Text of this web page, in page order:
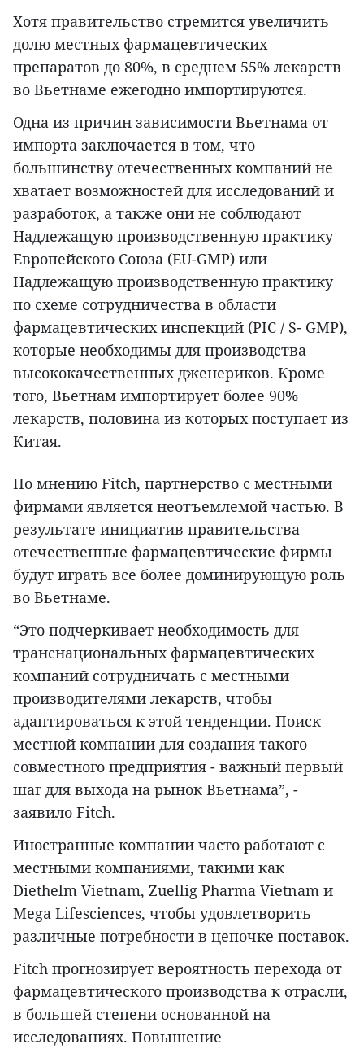
Хотя правительство стремится увеличить
долю местных фармацевтических
препаратов до 80%, в среднем 55% лекарств
во Вьетнаме ежегодно импортируются.
Одна из причин зависимости Вьетнама от
импорта заключается в том, что
большинству отечественных компаний не
хватает возможностей для исследований и
разработок, а также они не соблюдают
Надлежащую производственную практику
Европейского Союза (EU-GMP) или
Надлежащую производственную практику
по схеме сотрудничества в области
фармацевтических инспекций (PIC / S- GMP),
которые необходимы для производства
высококачественных дженериков. Кроме
того, Вьетнам импортирует более 90%
лекарств, половина из которых поступает из
Китая.
По мнению Fitch, партнерство с местными
фирмами является неотъемлемой частью. В
результате инициатив правительства
отечественные фармацевтические фирмы
будут играть все более доминирующую роль
во Вьетнаме.
“Это подчеркивает необходимость для
транснациональных фармацевтических
компаний сотрудничать с местными
производителями лекарств, чтобы
адаптироваться к этой тенденции. Поиск
местной компании для создания такого
совместного предприятия - важный первый
шаг для выхода на рынок Вьетнама”, -
заявило Fitch.
Иностранные компании часто работают с
местными компаниями, такими как
Diethelm Vietnam, Zuellig Pharma Vietnam и
Mega Lifesciences, чтобы удовлетворить
различные потребности в цепочке поставок.
Fitch прогнозирует вероятность перехода от
фармацевтического производства к отрасли,
в большей степени основанной на
исследованиях. Повышение